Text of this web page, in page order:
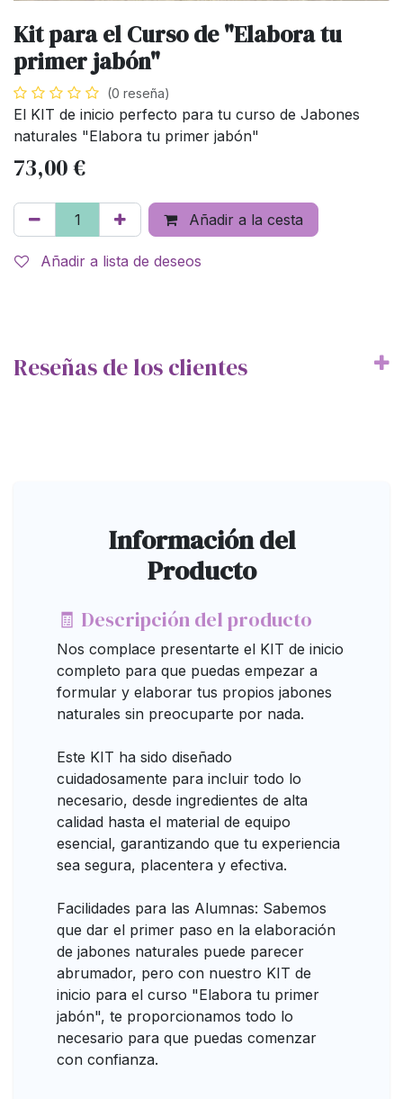
Kit para el Curso de "Elabora tu
primer jabón"
(0 reseña)
El KIT de inicio perfecto para tu curso de Jabones
naturales "Elabora tu primer jabón"
73,00€
Añadir a la cesta
Añadir a lista de deseos
Reseñas de los clientes
Información del
Producto
🧾 Descripción del producto
Nos complace presentarte el KIT de inicio
completo para que puedas empezar a
formular y elaborar tus propios jabones
naturales sin preocuparte por nada.
Este KIT ha sido diseñado
cuidadosamente para incluir todo lo
necesario, desde ingredientes de alta
calidad hasta el material de equipo
esencial, garantizando que tu experiencia
sea segura, placentera y efectiva.
Facilidades para las Alumnas: Sabemos
que dar el primer paso en la elaboración
de jabones naturales puede parecer
abrumador, pero con nuestro KIT de
inicio para el curso "Elabora tu primer
jabón", te proporcionamos todo lo
necesario para que puedas comenzar
con confianza.